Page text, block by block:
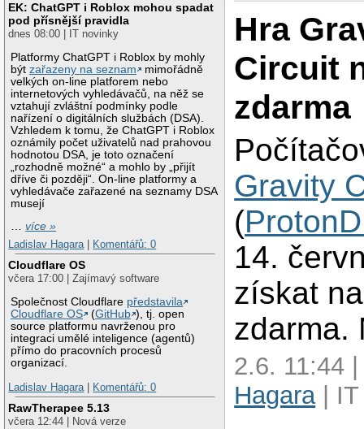
EK: ChatGPT i Roblox mohou spadat
pod přísnější pravidla
dnes 08:00 | IT novinky
Platformy ChatGPT i Roblox by mohly
býtzařazeny na seznam
mimořádně
velkých on-line platforem nebo
internetových vyhledávačů, na něž se
vztahují zvláštní podmínky podle
nařízení o digitálních službách (DSA).
Vzhledem k tomu, že ChatGPT i Roblox
oznámily počet uživatelů nad prahovou
hodnotou DSA, je toto označení
„rozhodně možné“ a mohlo by „přijít
dříve či později“. On-line platformy a
vyhledávače zařazené na seznamy DSA
musejí
…více »
Ladislav Hagara
Komentářů: 0
Cloudflare OS
včera 17:00 | Zajímavý software
Společnost Cloudflare představila
Cloudflare OS
(GitHub ), tj. open
source platformu navrženou pro
integraci umělé inteligence (agentů)
přímo do pracovních procesů
organizací.
Ladislav Hagara
Komentářů: 0
RawTherapee 5.13
včera 12:44 | Nová verze
Hra
Circuit
zdarma
Gravity
(
14.
získat
zdarma.
2.6. 11:44
Hagara| IT